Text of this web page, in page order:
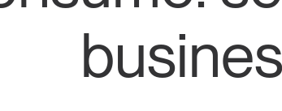
Tutti gli